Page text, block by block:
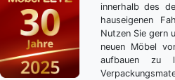
innerhalb des
hauseigenen
Nutzen Sie gern
neuen Möbel
aufbauen zu